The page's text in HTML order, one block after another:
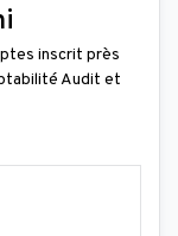
inscrit près
Audit et